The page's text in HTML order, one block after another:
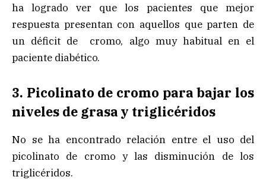
ha logrado ver que los pacientes que mejor
respuesta presentan con aquellos que parten de
un déficit de cromo, algo muy habitual en el
paciente diabético.
3. Picolinato de cromo para bajar los
niveles de grasa y triglicéridos
No se ha encontrado relación entre el uso del
picolinato de cromo y las disminución de los
triglicéridos.